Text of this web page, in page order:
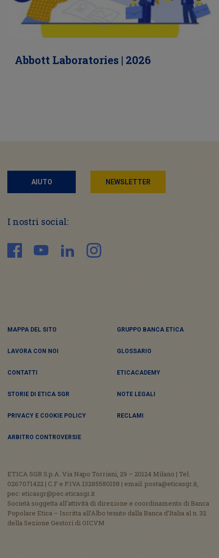
Abbott Laboratories | 2026
AIUTO NEWSLETTER
I nostri social:
MAPPA DEL SITO GRUPPO BANCA ETICA
LAVORA CON NOI GLOSSARIO
CONTATTI ETICACADEMY
STORIE DI ETICA SGR NOTE LEGALI
PRIVACY E COOKIE POLICY RECLAMI
ARBITRO CONTROVERSIE
ETICA SGR S.p.A. Via Napo Torriani, 29 – 20124 Milano | Tel.
0267071422 | C.F e P.IVA 13285580158 | email: posta@eticasgr.it,
pec: eticasgr@pec.eticasgr.it
Società soggetta all’attività di direzione e coordinamento di Banca
Popolare Etica – Iscritta all’Albo tenuto dalla Banca d’Italia al n. 32
della Sezione Gestori di OICVM